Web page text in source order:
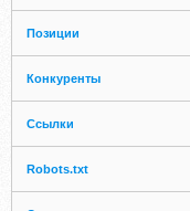
Позиции
Конкуренты
Ссылки
Robots.txt